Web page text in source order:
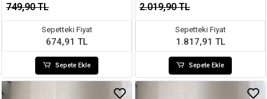
749,90 TL
Sepetteki Fiyat
674,91 TL
Sepete Ekle
2.019,90 TL
Sepetteki Fiyat
1.817,91 TL
Sepete Ekle